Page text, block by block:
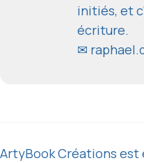
initiés, et
écriture.
✉
ArtyBook Créations